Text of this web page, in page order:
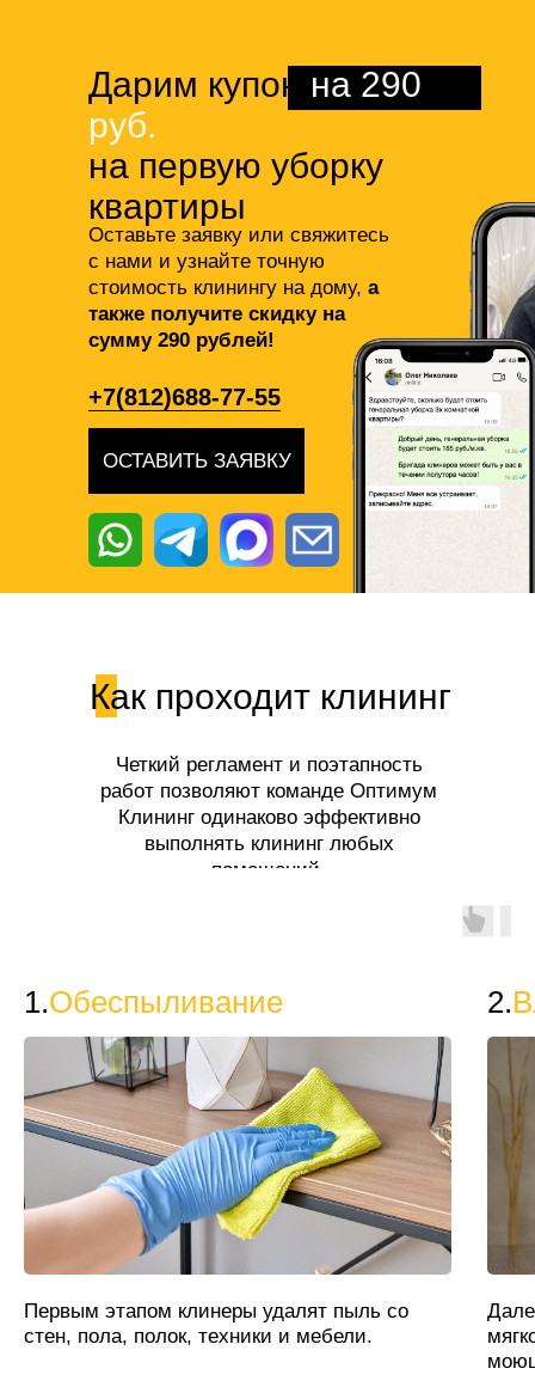
Оставьте заявку или свяжитесь
с нами и узнайте точную
стоимость клинингу на дому, а
также получите скидку на
сумму 290 рублей!
Дарим купон на 290
руб.
на первую уборку
квартиры
ОСТАВИТЬ ЗАЯВКУ
+7(812)688-77-55
Как проходит клининг
Четкий регламент и поэтапность
работ позволяют команде Оптимум
Клининг одинаково эффективно
выполнять клининг любых
помещений.
1.Обеспыливание
Первым этапом клинеры удалят пыль со
стен, пола, полок, техники и мебели.
2.